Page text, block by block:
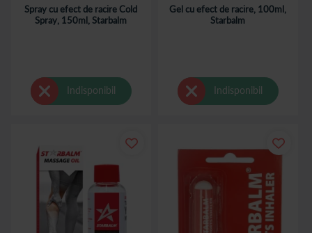
Spray cu efect de racire Cold
Spray, 150ml, Starbalm
Indisponibil
Gel cu efect de racire, 100ml,
Starbalm
Indisponibil